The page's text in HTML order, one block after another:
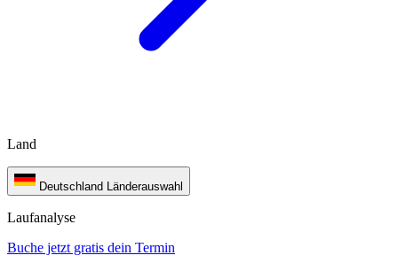
Land
Deutschland Länderauswahl
Laufanalyse
Buche jetzt gratis dein Termin